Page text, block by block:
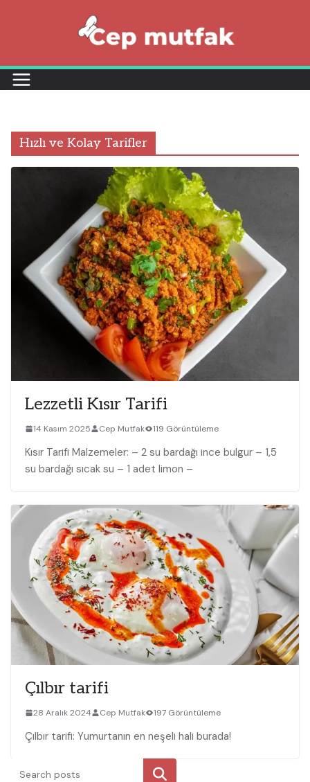
Hızlı ve Kolay Tarifler
Lezzetli Kısır Tarifi
14 Kasım 2025 Cep Mutfak 119 Görüntüleme
Kısır Tarifi Malzemeler: – 2 su bardağı ince bulgur – 1,5
su bardağı sıcak su – 1 adet limon –
Çılbır tarifi
28 Aralık 2024 Cep Mutfak 197 Görüntüleme
Çılbır tarifi: Yumurtanın en neşeli hali burada!
Ara